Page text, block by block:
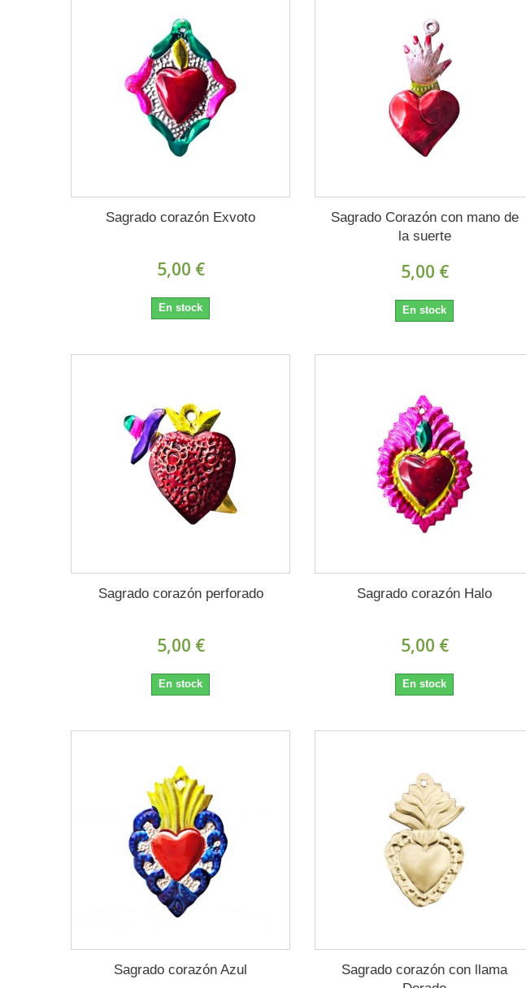
Sagrado corazón Exvoto
5,00 €
En stock
Sagrado Corazón con mano de
la suerte
5,00 €
En stock
Sagrado corazón perforado
5,00 €
En stock
Sagrado corazón Halo
5,00 €
En stock
Sagrado corazón Azul
Sagrado corazón con llama